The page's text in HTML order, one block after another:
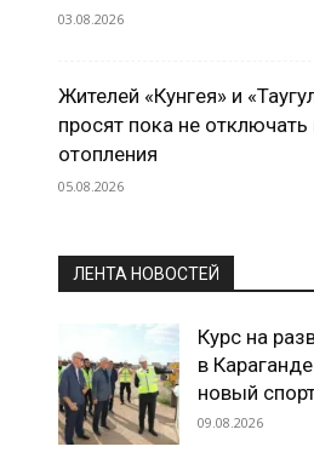
03.08.2026
Жителей «Кунгея» и
просят пока не отключать
отопления
05.08.2026
ЛЕНТА НОВОСТЕЙ
Курс на
в
новый
09.08.2026